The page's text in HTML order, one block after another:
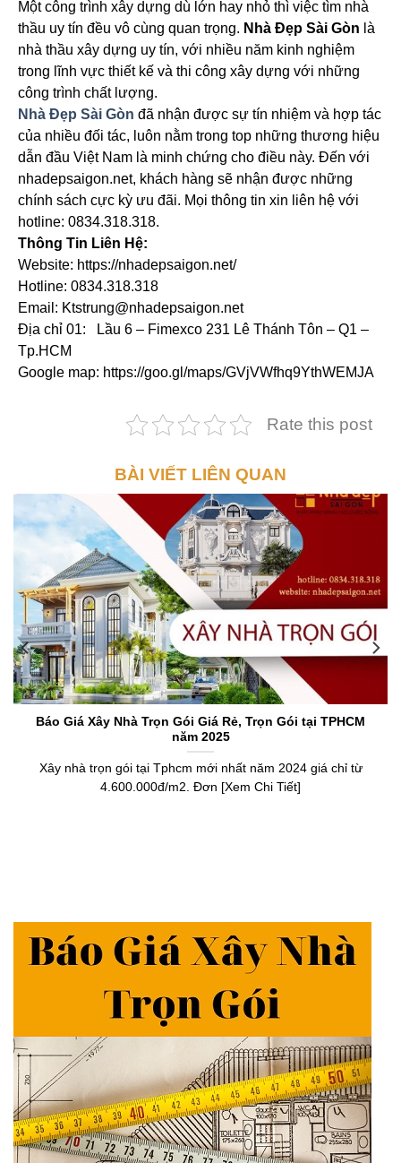
Một công trình xây dựng dù lớn hay nhỏ thì việc tìm nhà
thầu uy tín đều vô cùng quan trọng. Nhà Đẹp Sài Gòn là
nhà thầu xây dựng uy tín, với nhiều năm kinh nghiệm
trong lĩnh vực thiết kế và thi công xây dựng với những
công trình chất lượng.
Nhà Đẹp Sài Gòn đã nhận được sự tín nhiệm và hợp tác
của nhiều đối tác, luôn nằm trong top những thương hiệu
dẫn đầu Việt Nam là minh chứng cho điều này. Đến với
nhadepsaigon.net, khách hàng sẽ nhận được những
chính sách cực kỳ ưu đãi. Mọi thông tin xin liên hệ với
hotline: 0834.318.318.
Thông Tin Liên Hệ:
Website: https://nhadepsaigon.net/
Hotline: 0834.318.318
Email: Ktstrung@nhadepsaigon.net
Địa chỉ 01: Lầu 6 – Fimexco 231 Lê Thánh Tôn – Q1 –
Tp.HCM
Google map: https://goo.gl/maps/GVjVWfhq9YthWEMJA
Rate this post
BÀI VIẾT LIÊN QUAN
Báo Giá Xây Nhà Trọn Gói Giá Rẻ, Trọn Gói tại TPHCM
năm 2025
Xây nhà trọn gói tại Tphcm mới nhất năm 2024 giá chỉ từ
4.600.000đ/m2. Đơn [Xem Chi Tiết]